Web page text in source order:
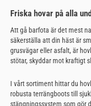
Friska hovar på alla
Att gå barfota är det mest
säkerställa att din häst är
grusvägar eller asfalt, är
stötar, skyddar mot kraftigt
I vårt sortiment hittar du
robusta terrängboots till
stängningssystem som gör